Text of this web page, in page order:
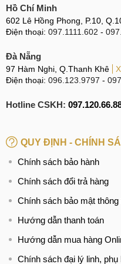
với Magic8 xem máy có
Honor Magic8 Pro Air
Khi đặt cạnh người anh
Air nổi bật với ngoại hình
màn hình 6,31 inches,
thân máy mỏng cùng
Honor Magic8
Nhưng mặt khác Magic8
gian dài mà không lo tụt
pin cũng dài hơn nhiều
và kiểm soát nhiệt độ thân
Honor Magic8 Pro Air
Hồ Chí Minh
602 Lê Hồng Phong, P.10,
Điện thoại: 097.1111.602 -
Đà Nẵng
97 Hàm Nghi, Q.Thanh Khê
Điện thoại: 096.123.9797 -
Hotline CSKH:
QUY ĐỊNH - CHÍNH
Chính sách bảo hành
Chính sách đổi trả hàng
Chính sách bảo mật thông
Hướng dẫn thanh toán
Hướng dẫn mua hàng
Chính sách đại lý linh, phụ